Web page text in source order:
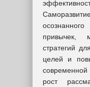
привычек,
стратегий
целей и
рост